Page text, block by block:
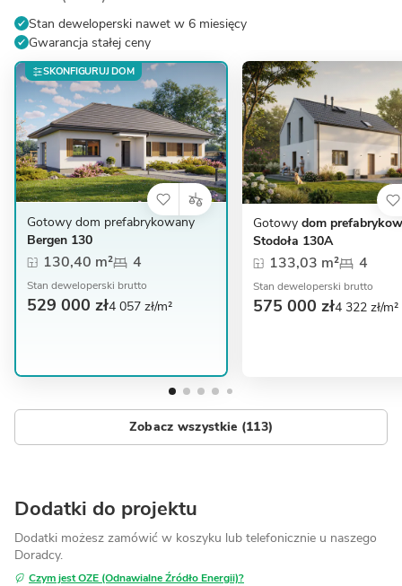
Stan deweloperski nawet w 6 miesięcy
Gwarancja stałej ceny
SKONFIGURUJ DOM
Gotowy dom prefabrykowany
Bergen 130
130,40 m² 4
Stan deweloperski brutto
529 000 zł4 057 zł/m²
Gotowy dom
Stodoła 130A
133,03 m² 4
Stan deweloperski brutto
575 000 zł4 322 zł/m²
Zobacz wszystkie (113)
Dodatki do projektu
Dodatki możesz zamówić w koszyku lub telefonicznie u naszego
Doradcy.
Czym jest OZE (Odnawialne Źródło Energii)?